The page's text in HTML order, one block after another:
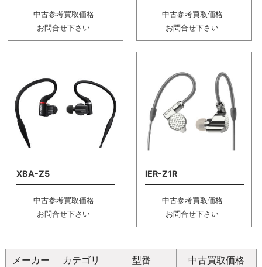
中古参考買取価格
お問合せ下さい
中古参考買取価格
お問合せ下さい
XBA-Z5
中古参考買取価格
お問合せ下さい
IER-Z1R
中古参考買取価格
お問合せ下さい
メーカー カテゴリ 型番
中古買取価格